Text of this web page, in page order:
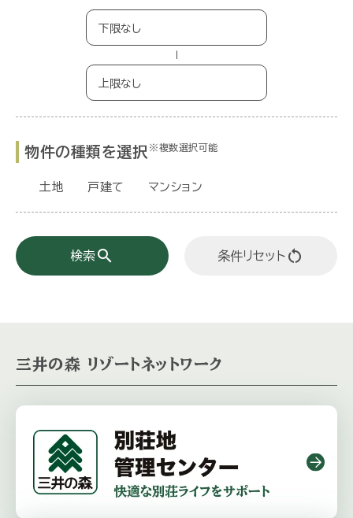
物件の種類を選択 ※複数選択可能
土地 戸建て マンション
検索 search 条件リセット restart_alt
三井の森 リゾートネットワーク